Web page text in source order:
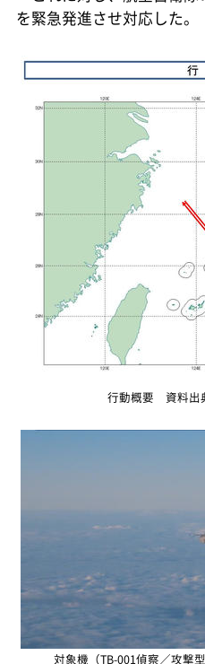
を緊急発進させ対応した。
行動概要 資料出
対象機（TB-001偵察／攻撃